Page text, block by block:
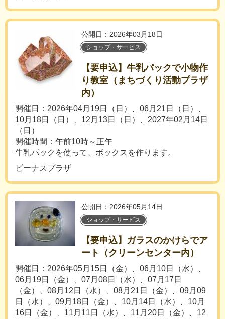
公開日：2026年03月18日
ショップ・サービス
【要申込】牛乳パックで小物作
り教室（まちづくり活動プラザ
内）
開催日：2026年04月19日（日）、06月21日（日）、
10月18日（日）、12月13日（日）、2027年02月14日
（日）
開催時間：午前10時～正午
牛乳パックを使って、ボックスを作ります。
ビーナスプラザ
公開日：2026年05月14日
ショップ・サービス
【要申込】ガラスのかけらでア
ート（クリーンセンター内）
開催日：2026年05月15日（金）、06月10日（水）、
06月19日（金）、07月08日（水）、07月17日
（金）、08月12日（水）、08月21日（金）、09月09
日（水）、09月18日（金）、10月14日（水）、10月
16日（金）、11月11日（水）、11月20日（金）、12